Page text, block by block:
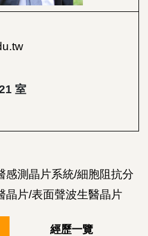
室
感測晶片系統/細胞阻抗分
晶片/表面聲波生醫晶片
經歷一覽